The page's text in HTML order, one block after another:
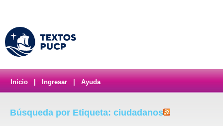
Inicio Ingresar Ayuda
Búsqueda por Etiqueta: ciudadanos